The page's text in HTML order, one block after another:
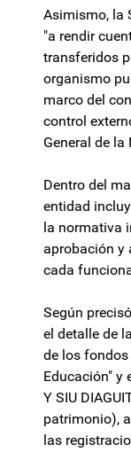
Asimismo, la
"a rendir
transferidos
organismo
marco del
control
General de la
Dentro del
entidad
la normativa
aprobación y
cada
Según
el detalle de
de los
Educación" y
Y SIU
patrimonio),
las